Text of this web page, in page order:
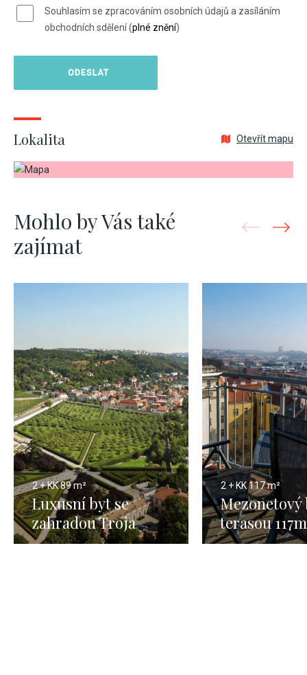
Souhlasím se zpracováním osobních údajů a zasíláním
obchodních sdělení (plné znění)
Lokalita Otevřít mapu
Mohlo by Vás také
zajímat
2 + KK89 m²
Luxusní byt se
zahradou Troja
2 + KK117 m²
Mezonetový
terasou 117m